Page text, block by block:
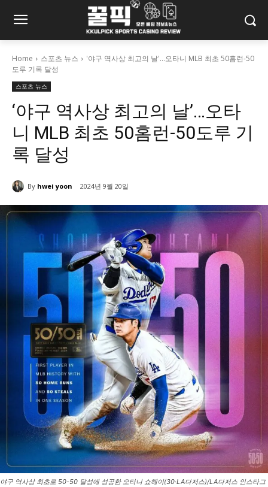
Home 스포츠 뉴스
'야구 역사상 최고의 날'...오타니 MLB 최초 50홈런-50
도루 기록 달성
스포츠 뉴스
‘야구 역사상 최고의 날’…오타
니 MLB 최초 50홈런-50도루 기
록 달성
By hwei yoon 2024년 9월 20일
야구 역사상 최초로 50-50 달성에 성공한 오타니 쇼헤이(30·LA다저스)/LA다저스 인스타그